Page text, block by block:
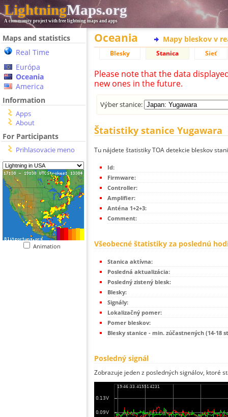
LightningMaps.org
A community project with free lightning maps and apps
Maps and statistics
Real Time
Európa
Oceania
America
Information
Apps
About
For Participants
Prihlasovacie meno
Animation
Oceania Mapy bleskov v
Blesky Stanica Sieť
Please note that the data
new ones in the future.
Výber stanice:
Štatistiky stanice Yugawara
Tu nájdete štatistiky TOA detekcie bleskov
Id:
Firmware:
Controller:
Amplifier:
Anténa 1+2+3:
Comment:
Všeobecné štatistiky za poslednú
Stanica aktívna:
Posledná aktualizácia:
Posledný zistený blesk:
Blesky:
Signály:
Lokalizačný pomer:
Pomer bleskov:
Blesky stanice - min. zúčastnených (14-18
Posledný signál
Zobrazuje jeden z posledných signálov, ktoré